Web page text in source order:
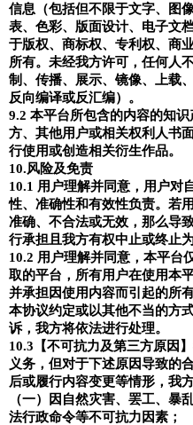
信息（包括但不限于文字、图
表、色彩、版面设计、电子文
于版权、商标权、专利权、商
所有。未经我方许可，任何人
制、传播、展示、镜像、上载
反向编译或反汇编）。
9.2 本平台所包含的内容的知
方、其他用户或相关权利人书
行使用或创造相关衍生作品。
10.风险及免责
10.1 用户理解并同意，用户对
性、准确性和有效性负责。若
准确、不合法或无效，那么导
行承担且我方有权中止或终止
10.2 用户理解并同意，本平台
取的平台，所有用户在使用本
并承担因使用内容而引起的所
本协议约定或以其他不当的方
诉，我方将依法进行处理。
10.3 【不可抗力及第三方原因
义务，但对于下述原因导致的
后或履行内容变更等情形，我
（一）因自然灾害、罢工、暴
法行政命令等不可抗力因素；